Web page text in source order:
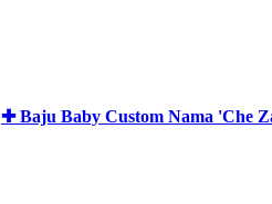
✚ Baju Baby Custom Nama 'Che